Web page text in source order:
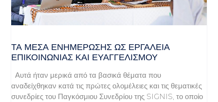
ΤΑ ΜΈΣΑ ΕΝΗΜΈΡΩΣΗΣ ΩΣ ΕΡΓΑΛΕΊΑ
ΕΠΙΚΟΙΝΩΝΊΑΣ ΚΑΙ ΕΥΑΓΓΕΛΙΣΜΟΎ
Αυτά ήταν μερικά από τα βασικά θέματα που
αναδείχθηκαν κατά τις πρώτες ολομέλειες και τις θεματικές
συνεδρίες του Παγκόσμιου Συνεδρίου της SIGNIS, το οποίο